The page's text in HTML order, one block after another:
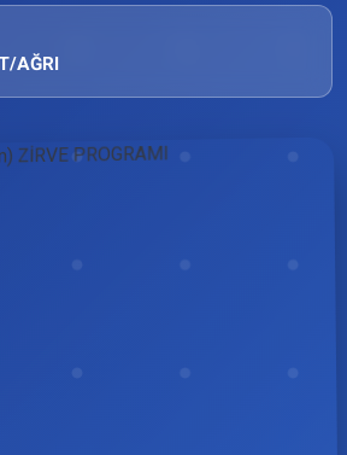
AĞRI